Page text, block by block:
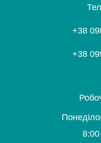
+38
+38